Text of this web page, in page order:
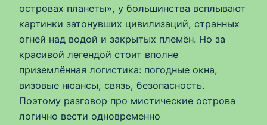
островах планеты», у большинства всплывают
картинки затонувших цивилизаций, странных
огней над водой и закрытых племён. Но за
красивой легендой стоит вполне
приземлённая логистика: погодные окна,
визовые нюансы, связь, безопасность.
Поэтому разговор про мистические острова
логично вести одновременно